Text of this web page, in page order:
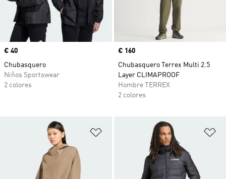
Precio
€ 40
Chubasquero
Niños Sportswear
2 colores
Precio
€ 160
Chubasquero Terrex Multi 2.5
Layer CLIMAPROOF
Hombre TERREX
2 colores
Añadir a la lista de deseos